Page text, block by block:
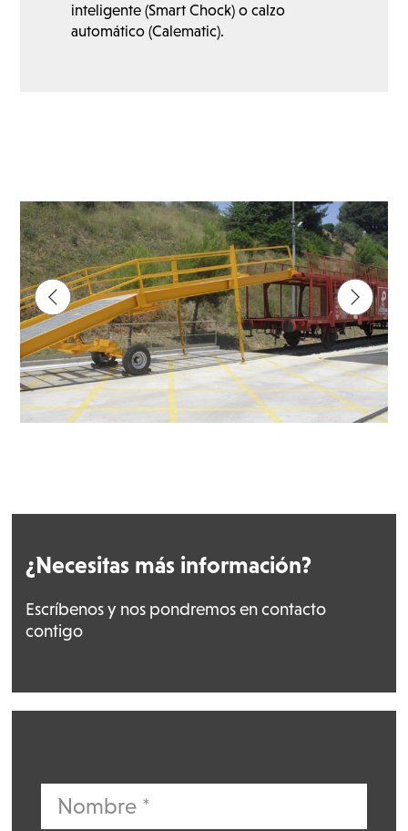
inteligente (Smart Chock) o calzo
automático (Calematic).
¿Necesitas más información?
Escríbenos y nos pondremos en contacto
contigo